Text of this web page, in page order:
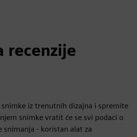
recenzije
iz trenutnih dizajna i spremite
snimke vratit će se svi podaci o
snimanja - koristan alat za